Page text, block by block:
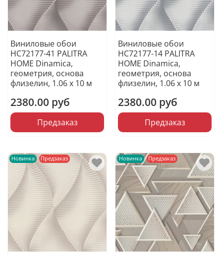
Виниловые обои
HC72177-41 PALITRA
HOME Dinamica,
геометрия, основа
флизелин, 1.06 х 10 м
2380.00 руб
Предзаказ
Виниловые обои
HC72177-14 PALITRA
HOME Dinamica,
геометрия, основа
флизелин, 1.06 х 10 м
2380.00 руб
Предзаказ
Новинка Предзаказ Новинка Предзаказ